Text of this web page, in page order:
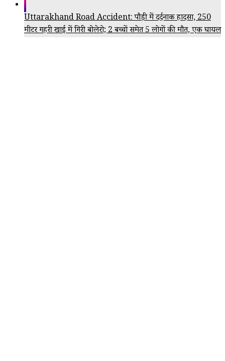
Uttarakhand Road Accident: पौड़ी में दर्दनाक हादसा, 250
मीटर गहरी खाई में गिरी बोलेरो; 2 बच्चों समेत 5 लोगों की मौत, एक घायल